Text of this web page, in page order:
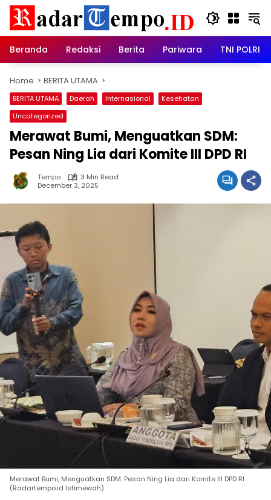
Skip
content
Beranda
Redaksi Berita Pariwara TNI POLRI
Home BERITA UTAMA
BERITA UTAMA Daerah Internasional
Kesehatan
Uncategorized
Merawat Bumi, Menguatkan SDM:
Pesan Ning Lia dari Komite III DPD RI
Tempo
3 Min Read
December 3, 2025
Merawat Bumi, Menguatkan SDM: Pesan Ning Lia dari Komite III DPD RI
(Radartempo.id Istimewah)